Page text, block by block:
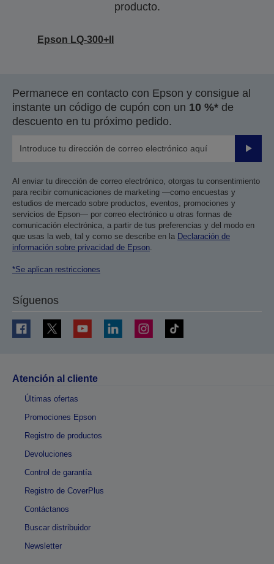
producto.
Epson LQ-300+II
Permanece en contacto con Epson y consigue al
instante un código de cupón con un 10 %* de
descuento en tu próximo pedido.
Enviar
Al enviar tu dirección de correo electrónico, otorgas tu consentimiento
para recibir comunicaciones de marketing —como encuestas y
estudios de mercado sobre productos, eventos, promociones y
servicios de Epson— por correo electrónico u otras formas de
comunicación electrónica, a partir de tus preferencias y del modo en
que usas la web, tal y como se describe en la Declaración de
información sobre privacidad de Epson.
*Se aplican restricciones
Síguenos
Atención al cliente
Últimas ofertas
Promociones Epson
Registro de productos
Devoluciones
Control de garantía
Registro de CoverPlus
Contáctanos
Buscar distribuidor
Newsletter